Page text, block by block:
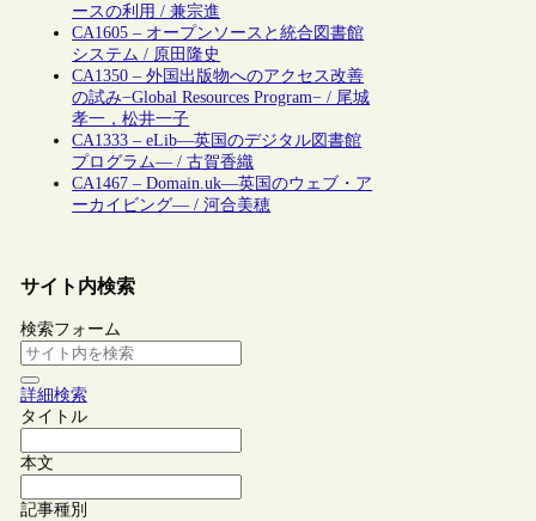
ースの利用 / 兼宗進
CA1605 – オープンソースと統合図書館
システム / 原田隆史
CA1350 – 外国出版物へのアクセス改善
の試み−Global Resources Program− / 尾城
孝一，松井一子
CA1333 – eLib―英国のデジタル図書館
プログラム― / 古賀香織
CA1467 – Domain.uk―英国のウェブ・ア
ーカイビング― / 河合美穂
サイト内検索
検索フォーム
詳細検索
タイトル
本文
記事種別